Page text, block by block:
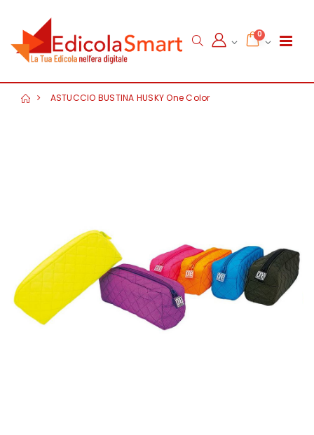
0
ASTUCCIO BUSTINA HUSKY One Color